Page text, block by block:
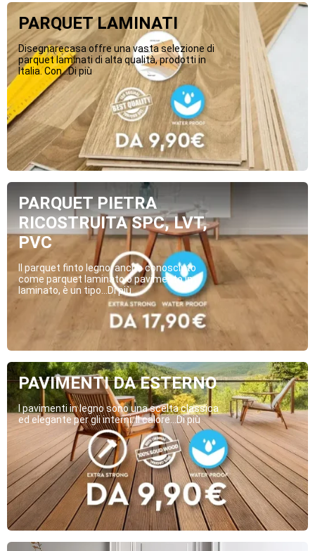
PARQUET LAMINATI
Disegnarecasa offre una vasta selezione di
parquet laminati di alta qualità, prodotti in
Italia. Con...Di più
PARQUET PIETRA
RICOSTRUITA SPC, LVT,
PVC
Il parquet finto legno, anche conosciuto
come parquet laminato o pavimento in
laminato, è un tipo...Di più
PAVIMENTI DA ESTERNO
I pavimenti in legno sono una scelta classica
ed elegante per gli interni. Il calore...Di più